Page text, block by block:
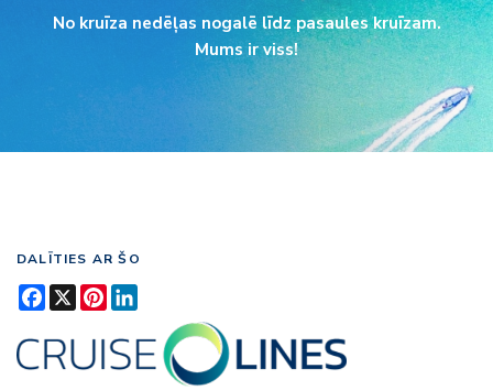
No kruīza nedēļas nogalē līdz pasaules kruīzam.
Mums ir viss!
DALĪTIES AR ŠO
Facebook
X Pinterest